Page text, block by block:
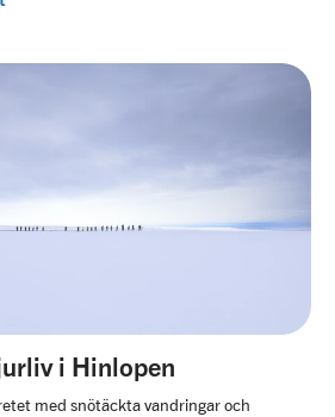
i Hinlopen
med snötäckta vandringar och